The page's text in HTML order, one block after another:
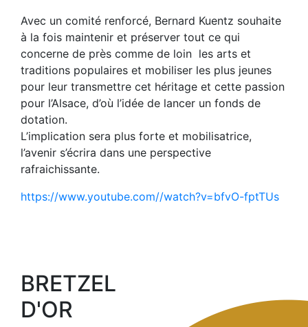
Avec un comité renforcé, Bernard Kuentz souhaite
à la fois maintenir et préserver tout ce qui
concerne de près comme de loin les arts et
traditions populaires et mobiliser les plus jeunes
pour leur transmettre cet héritage et cette passion
pour l’Alsace, d’où l’idée de lancer un fonds de
dotation.
L’implication sera plus forte et mobilisatrice,
l’avenir s’écrira dans une perspective
rafraichissante.
https://www.youtube.com//watch?v=bfvO-fptTUs
BRETZEL
D'OR